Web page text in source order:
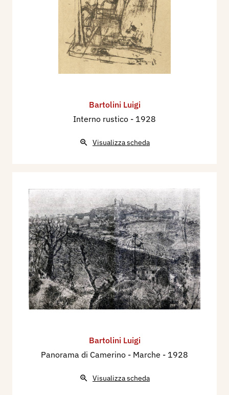
Bartolini Luigi
Interno rustico - 1928
Visualizza scheda
Bartolini Luigi
Panorama di Camerino - Marche - 1928
Visualizza scheda